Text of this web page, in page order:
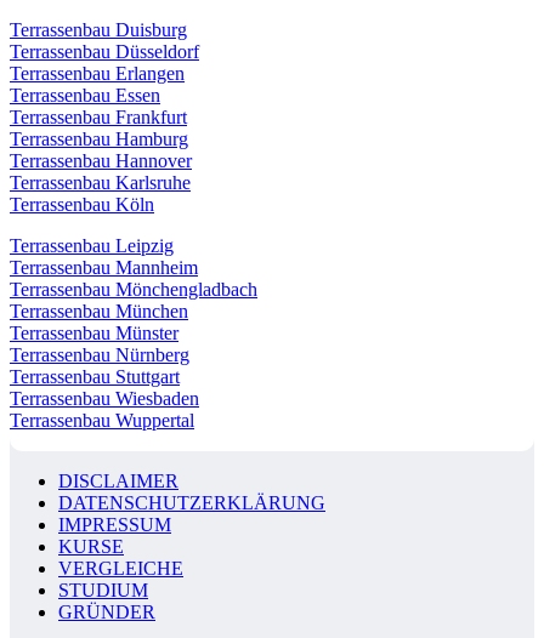
Terrassenbau Duisburg
Terrassenbau Düsseldorf
Terrassenbau Erlangen
Terrassenbau Essen
Terrassenbau Frankfurt
Terrassenbau Hamburg
Terrassenbau Hannover
Terrassenbau Karlsruhe
Terrassenbau Köln
Terrassenbau Leipzig
Terrassenbau Mannheim
Terrassenbau Mönchengladbach
Terrassenbau München
Terrassenbau Münster
Terrassenbau Nürnberg
Terrassenbau Stuttgart
Terrassenbau Wiesbaden
Terrassenbau Wuppertal
DISCLAIMER
DATENSCHUTZERKLÄRUNG
IMPRESSUM
KURSE
VERGLEICHE
STUDIUM
GRÜNDER